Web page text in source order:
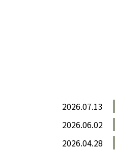
2026.07.13
2026.06.02
2026.04.28